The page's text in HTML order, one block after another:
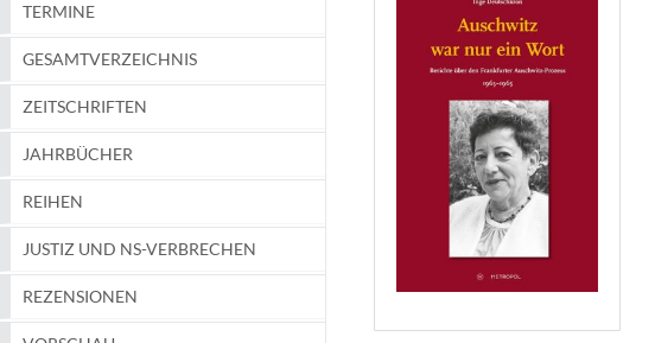
TERMINE
GESAMTVERZEICHNIS
ZEITSCHRIFTEN
JAHRBÜCHER
REIHEN
JUSTIZ UND NS-VERBRECHEN
REZENSIONEN